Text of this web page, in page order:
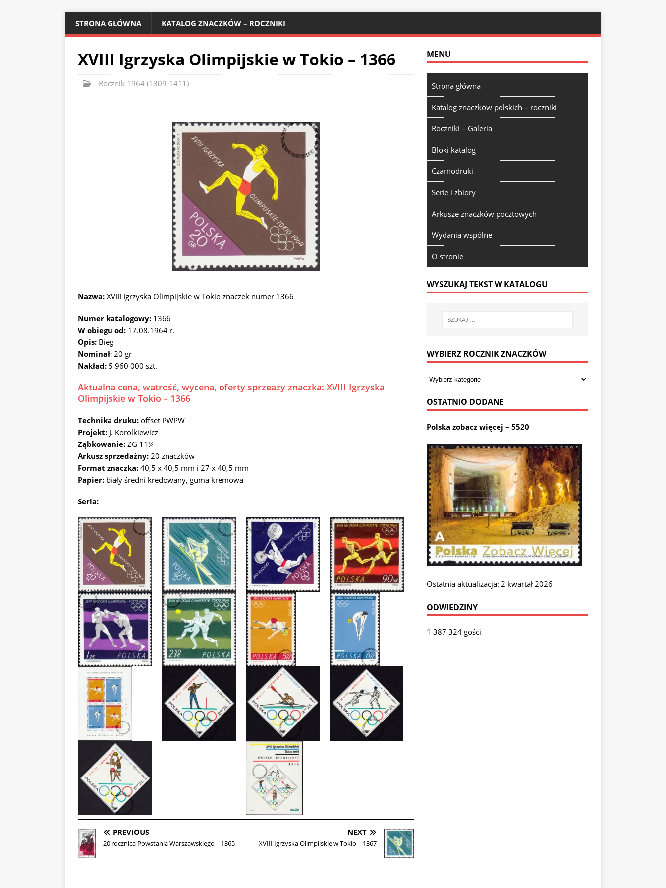
STRONA GŁÓWNA KATALOG ZNACZKÓW – ROCZNIKI
XVIII Igrzyska Olimpijskie w Tokio – 1366
Rocznik 1964 (1309-1411)
Nazwa: XVIII Igrzyska Olimpijskie w Tokio znaczek numer 1366
Numer katalogowy: 1366
W obiegu od: 17.08.1964 r.
Opis: Bieg
Nominał: 20 gr
Nakład: 5 960 000 szt.
Aktualna cena, watrość, wycena, oferty sprzeaży znaczka: XVIII Igrzyska
Olimpijskie w Tokio – 1366
Technika druku: offset PWPW
Projekt: J. Korolkiewicz
Ząbkowanie: ZG 11¼
Arkusz sprzedażny: 20 znaczków
Format znaczka: 40,5 x 40,5 mm i 27 x 40,5 mm
Papier: biały średni kredowany, guma kremowa
Seria:
PREVIOUS
20 rocznica Powstania Warszawskiego – 1365
NEXT
XVIII Igrzyska Olimpijskie w Tokio – 1367
MENU
Strona główna
Katalog znaczków polskich – roczniki
Roczniki – Galeria
Bloki katalog
Czarnodruki
Serie i zbiory
Arkusze znaczków pocztowych
Wydania wspólne
O stronie
WYSZUKAJ TEKST W KATALOGU
WYBIERZ ROCZNIK ZNACZKÓW
OSTATNIO DODANE
Polska zobacz więcej – 5520
Ostatnia aktualizacja: 2 kwartał 2026
ODWIEDZINY
1 387 324 gości